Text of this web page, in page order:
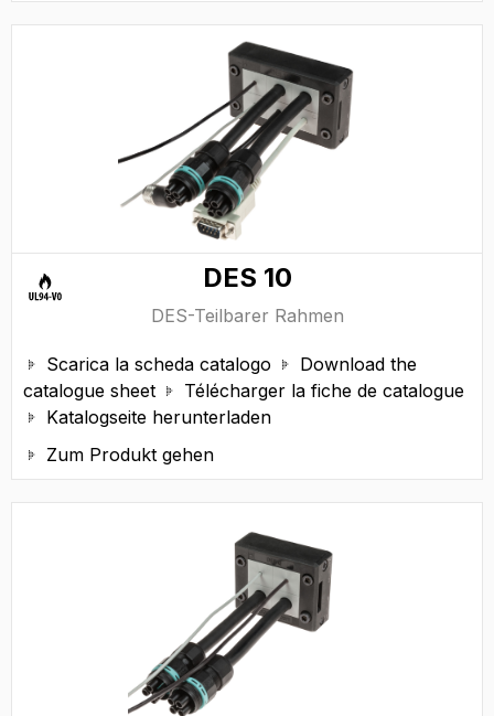
DES 10
DES-Teilbarer Rahmen
 Scarica la scheda catalogo 
Download the
catalogue sheet
 Télécharger la fiche de catalogue
 Katalogseite herunterladen
 Zum Produkt gehen